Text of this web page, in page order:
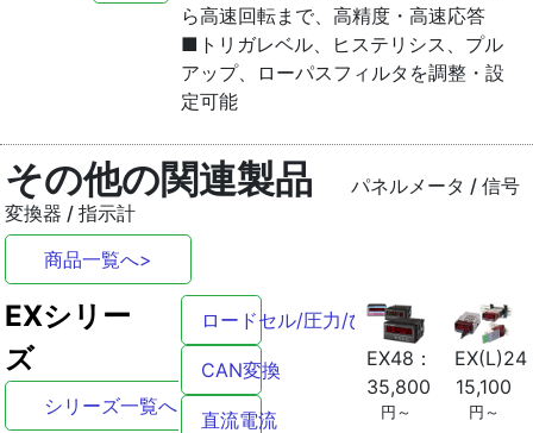
ら高速回転まで、高精度・高速応答
■トリガレベル、ヒステリシス、プル
アップ、ローパスフィルタを調整・設
定可能
その他の関連製品
パネルメータ / 信号
変換器 / 指示計
商品一覧へ>
EXシリー
ズ
シリーズ一覧へ>
ロードセル/圧力/ひずみ
CAN変換
直流電流
EX48：
35,800
円～
EX(L)24
15,100
円～